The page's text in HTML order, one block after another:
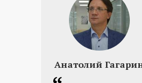
Анатолий